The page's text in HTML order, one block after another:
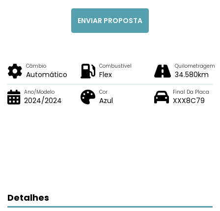
ENVIAR PROPOSTA
Câmbio
Automático
Combustível
Flex
Quilometragem
34.580km
Ano/Modelo
2024/2024
Cor
Azul
Final Da Placa
XXX8C79
Detalhes